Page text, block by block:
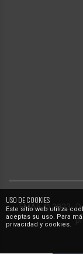
USO DE COOKIES
Este sitio web utiliza
aceptas su uso. Para
privacidad y cookies.
FMAB© 2023·